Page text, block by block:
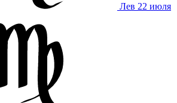
Лев 22 июля